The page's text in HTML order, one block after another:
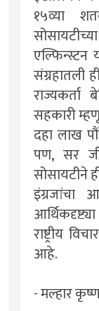
१५व्या
एल्फिन्स्टन
संग्रहातली
राज्यकर्ता
सहकारी
दहा लाख
पण, सर
सोसायटीने
इंग्रजांचा
राष्ट्रीय
आहे.
- मल्हार